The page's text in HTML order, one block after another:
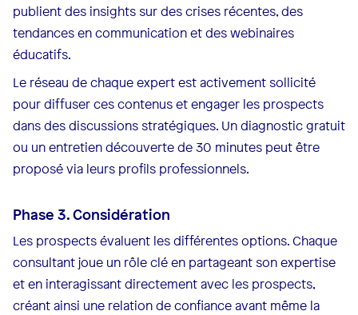
publient des insights sur des crises récentes, des
tendances en communication et des webinaires
éducatifs.
Le réseau de chaque expert est activement sollicité
pour diffuser ces contenus et engager les prospects
dans des discussions stratégiques. Un diagnostic gratuit
ou un entretien découverte de 30 minutes peut être
proposé via leurs profils professionnels.
Phase 3. Considération
Les prospects évaluent les différentes options. Chaque
consultant joue un rôle clé en partageant son expertise
et en interagissant directement avec les prospects,
créant ainsi une relation de confiance avant même la